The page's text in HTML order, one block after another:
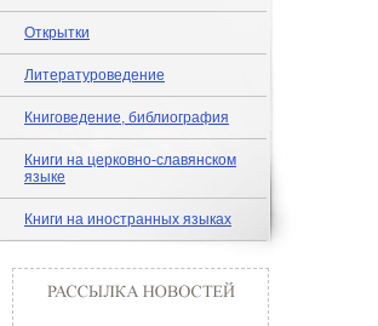
Открытки
Литературоведение
Книговедение, библиография
Книги на церковно-славянском
языке
Книги на иностранных языках